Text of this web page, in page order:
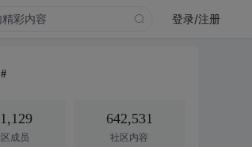
登录/注册
成员
642,531
社区内容